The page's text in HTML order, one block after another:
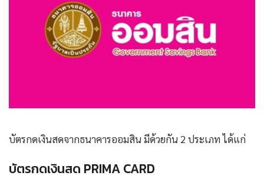
บัตรกดเงินสดจากธนาคารออมสิน มีด้วยกัน 2 ประเภท ได้แก่
บัตรกดเงินสด PRIMA CARD